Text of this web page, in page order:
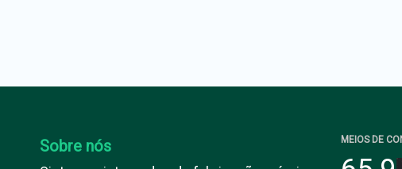
Sobre nós MEIOS DE